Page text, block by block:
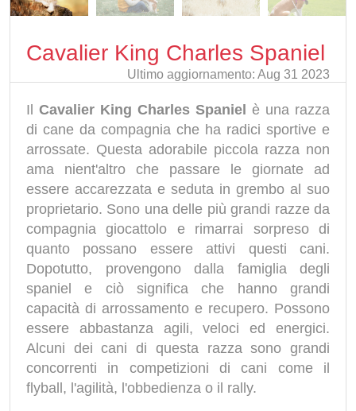
Cavalier King Charles Spaniel
Ultimo aggiornamento: Aug 31 2023
Il Cavalier King Charles Spaniel è una razza
di cane da compagnia che ha radici sportive e
arrossate. Questa adorabile piccola razza non
ama nient'altro che passare le giornate ad
essere accarezzata e seduta in grembo al suo
proprietario. Sono una delle più grandi razze da
compagnia giocattolo e rimarrai sorpreso di
quanto possano essere attivi questi cani.
Dopotutto, provengono dalla famiglia degli
spaniel e ciò significa che hanno grandi
capacità di arrossamento e recupero. Possono
essere abbastanza agili, veloci ed energici.
Alcuni dei cani di questa razza sono grandi
concorrenti in competizioni di cani come il
flyball, l'agilità, l'obbedienza o il rally.